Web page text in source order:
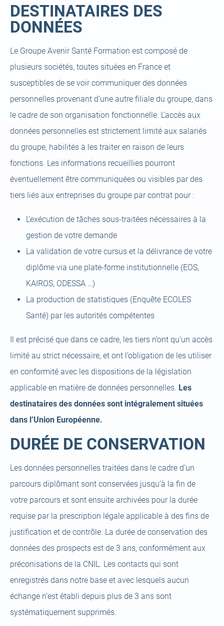
DESTINATAIRES DES
DONNÉES
Le Groupe Avenir Santé Formation est composé de
plusieurs sociétés, toutes situées en France et
susceptibles de se voir communiquer des données
personnelles provenant d’une autre filiale du groupe, dans
le cadre de son organisation fonctionnelle. L’accès aux
données personnelles est strictement limité aux salariés
du groupe, habilités à les traiter en raison de leurs
fonctions. Les informations recueillies pourront
éventuellement être communiquées ou visibles par des
tiers liés aux entreprises du groupe par contrat pour :
L’exécution de tâches sous-traitées nécessaires à la
gestion de votre demande
La validation de votre cursus et la délivrance de votre
diplôme via une plate-forme institutionnelle (EOS,
KAIROS, ODESSA …)
La production de statistiques (Enquête ECOLES
Santé) par les autorités compétentes
Il est précisé que dans ce cadre, les tiers n’ont qu’un accès
limité au strict nécessaire, et ont l’obligation de les utiliser
en conformité avec les dispositions de la législation
applicable en matière de données personnelles. Les
destinataires des données sont intégralement situées
dans l’Union Européenne.
DURÉE DE CONSERVATION
Les données personnelles traitées dans le cadre d’un
parcours diplômant sont conservées jusqu’à la fin de
votre parcours et sont ensuite archivées pour la durée
requise par la prescription légale applicable à des fins de
justification et de contrôle. La durée de conservation des
données des prospects est de 3 ans, conformément aux
préconisations de la CNIL. Les contacts qui sont
enregistrés dans notre base et avec lesquels aucun
échange n’est établi depuis plus de 3 ans sont
systématiquement supprimés.